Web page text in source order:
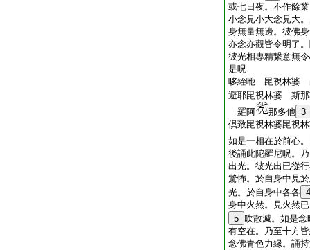
或七日夜。不作餘
小念見小大念見大
身無量無邊。彼佛
亦念亦觀皆令明了
彼光相專精繋意無
是呪
哆絰咃 毘視林婆
避耶毘視林婆 斯
羅阿
那多他 3
倶致毘視林婆毘視
如是一相在於前心。
後誦此陀羅尼呪。
出光。彼光出已從
驚怖。於自身中見
光。於自身中各各 4
身中火然。見火然
5 吹散滅。如是
有空在。乃至十方
念佛青色力縁。誦